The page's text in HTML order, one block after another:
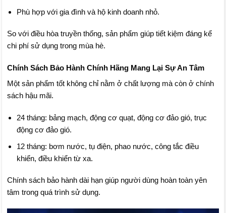
Phù hợp với gia đình và hộ kinh doanh nhỏ.
So với điều hòa truyền thống, sản phẩm giúp tiết kiệm đáng kể
chi phí sử dụng trong mùa hè.
Chính Sách Bảo Hành Chính Hãng Mang Lại Sự An Tâm
Một sản phẩm tốt không chỉ nằm ở chất lượng mà còn ở chính
sách hậu mãi.
24 tháng: bảng mạch, động cơ quạt, động cơ đảo gió, trục
động cơ đảo gió.
12 tháng: bơm nước, tụ điện, phao nước, công tắc điều
khiển, điều khiển từ xa.
Chính sách bảo hành dài hạn giúp người dùng hoàn toàn yên
tâm trong quá trình sử dụng.